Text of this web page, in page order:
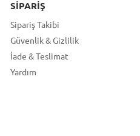
SIPARIŞ
Sipariş Takibi
Güvenlik & Gizlilik
İade & Teslimat
Yardım